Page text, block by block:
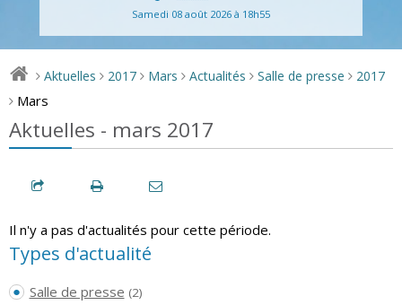
Samedi 08 août 2026 à 18h55
> Aktuelles > 2017 > Mars > Actualités > Salle de presse > 2017
> Mars
Aktuelles - mars 2017
Il n'y a pas d'actualités pour cette période.
Types d'actualité
Salle de presse (2)